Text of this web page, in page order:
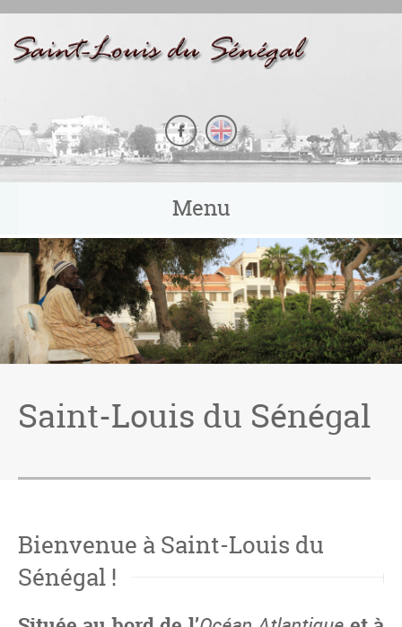
Menu
Saint-Louis du Sénégal
Bienvenue à Saint-Louis du
Sénégal !
Panneau de gestion des cookies